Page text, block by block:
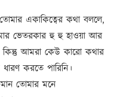
একাকিত্বের কথা বললে,
ভেতরকার হু হু হাওয়া আর
কিন্তু আমরা কেউ কারো কথার
করতে পারিনি।
তোমার মনে